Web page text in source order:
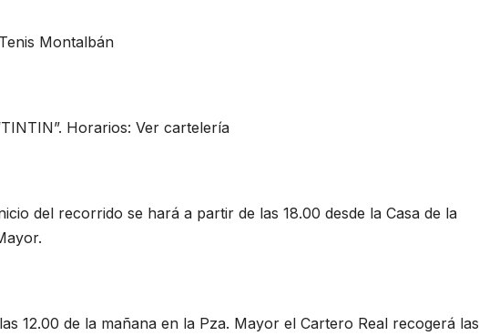
Montalbán
Horarios: Ver cartelería
del recorrido se hará a partir de las 18.00 desde la Casa de la
12.00 de la mañana en la Pza. Mayor el Cartero Real recogerá las